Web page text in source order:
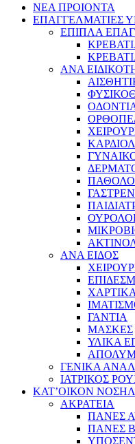
ΝΕΑ ΠΡΟΙΟΝΤΑ
ΕΠΑΓΓΕΛΜΑΤΙΕΣ
ΕΠΙΠΛΑ
ΑΝΑ
ΑΝΑ ΕΙΔΟΣ
ΧΑΡΤΙΚΑ
ΓΑΝΤΙΑ
ΜΑΣΚΕΣ
ΥΛΙΚΑ
ΓΕΝΙΚΑ
ΙΑΤΡΙΚΟΣ
ΚΑΤ’ΟΙΚΟΝ
ΑΚΡΑΤΕΙΑ
ΠΑΝΕΣ
ΠΑΝΕΣ